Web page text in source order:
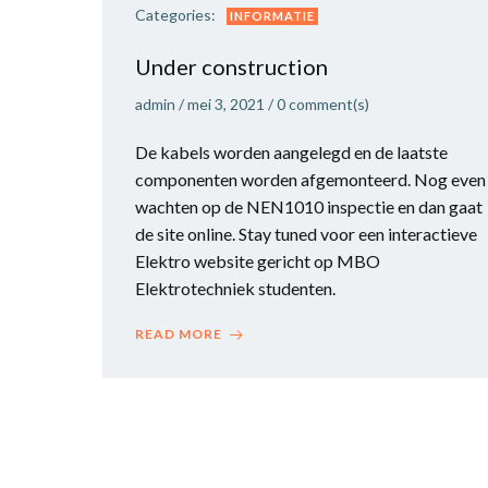
Categories: INFORMATIE
Under construction
admin /mei 3, 2021 /0comment(s)
De kabels worden aangelegd en de laatste
componenten worden afgemonteerd. Nog even
wachten op de NEN1010 inspectie en dan gaat
de site online. Stay tuned voor een interactieve
Elektro website gericht op MBO
Elektrotechniek studenten.
READ MORE